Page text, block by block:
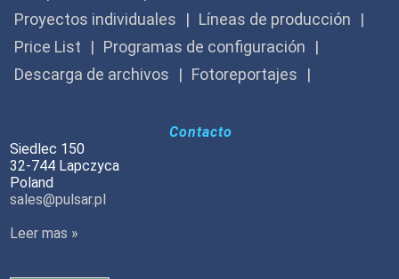
Proyectos individuales
Líneas de producción
Price List
Programas de configuración
Descarga de archivos
Fotoreportajes
Contacto
Siedlec 150
32-744 Lapczyca
Poland
sales@pulsar.pl
Leer mas »